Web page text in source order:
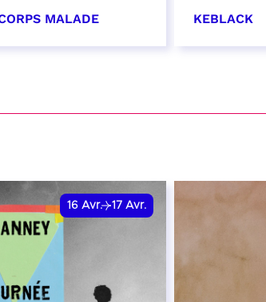
MALADE KEBLACK
16 Avr. 17 Avr.